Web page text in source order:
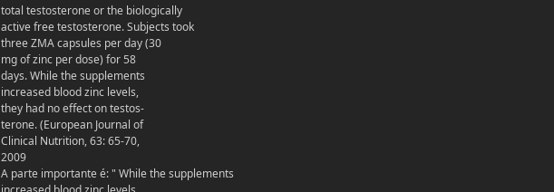
total testosterone or the biologically
active free testosterone. Subjects took
three ZMA capsules per day (30
mg of zinc per dose) for 58
days. While the supplements
increased blood zinc levels,
they had no effect on testos-
terone. (European Journal of
Clinical Nutrition, 63: 65-70,
2009
A parte importante é: " While the supplements